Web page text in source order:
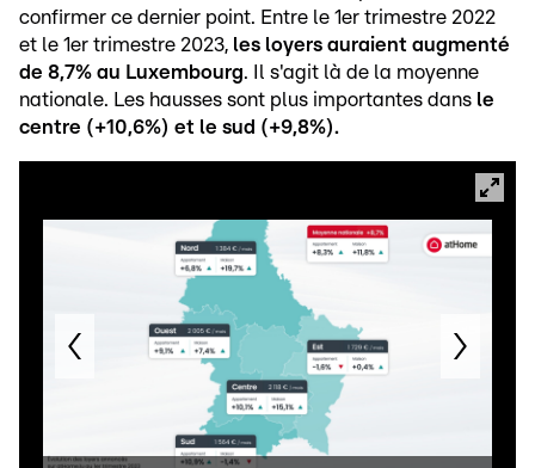
confirmer ce dernier point. Entre le 1er trimestre 2022
et le 1er trimestre 2023, les loyers auraient augmenté
de 8,7% au Luxembourg. Il s'agit là de la moyenne
nationale. Les hausses sont plus importantes dans le
centre (+10,6%) et le sud (+9,8%).